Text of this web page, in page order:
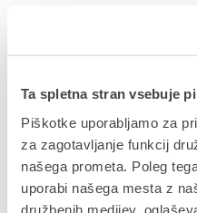
Ta spletna stran vsebuje
Piškotke uporabljamo za
za zagotavljanje funkcij
našega prometa. Poleg
uporabi našega mesta z
družbenih medijev,
pooblaščencu.
Sporočilo bo objavljeno
spletnih straneh
od 27.11.2017 dalje za
Upravni odbor družbe